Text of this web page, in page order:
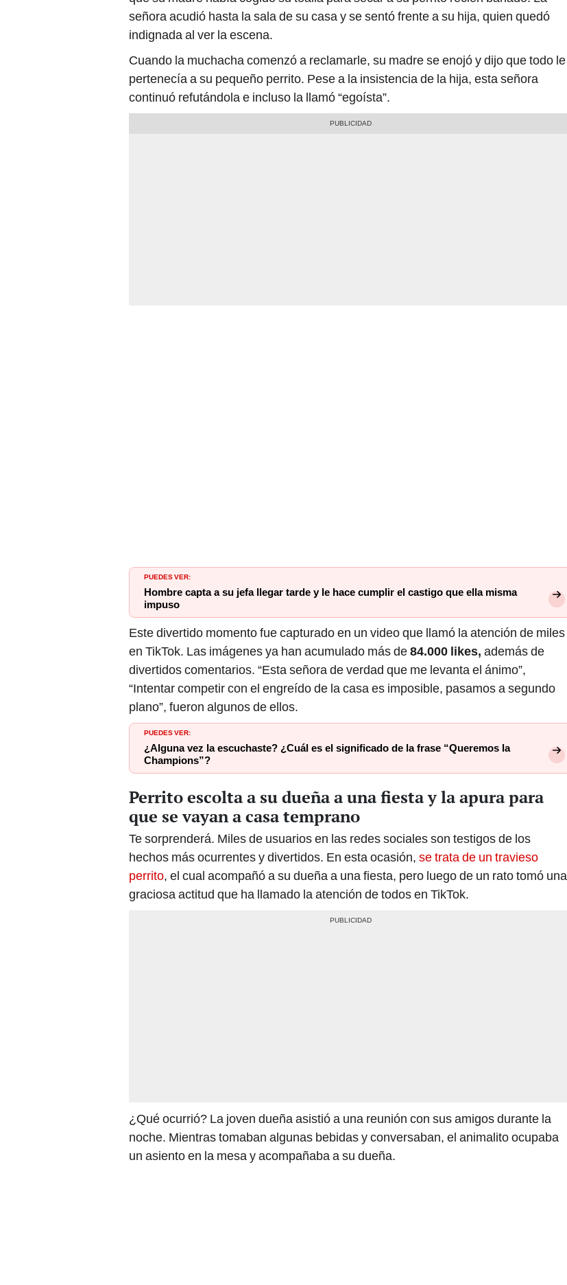
señora acudió hasta la sala de su casa y se sentó frente a su hija, quien quedó
indignada al ver la escena.
Cuando la muchacha comenzó a reclamarle, su madre se enojó y dijo que todo le
pertenecía a su pequeño perrito. Pese a la insistencia de la hija, esta señora
continuó refutándola e incluso la llamó “egoísta”.
PUEDES VER:
Hombre capta a su jefa llegar tarde y le hace cumplir el castigo que ella misma
impuso
Este divertido momento fue capturado en un video que llamó la atención de miles
en TikTok. Las imágenes ya han acumulado más de84.000 likes, además de
divertidos comentarios. “Esta señora de verdad que me levanta el ánimo”,
“Intentar competir con el engreído de la casa es imposible, pasamos a segundo
plano”, fueron algunos de ellos.
PUEDES VER:
¿Alguna vez la escuchaste? ¿Cuál es el significado de la frase “Queremos la
Champions”?
Perrito escolta a su dueña a una fiesta y la apura para
que se vayan a casa temprano
Te sorprenderá. Miles de usuarios en las redes sociales son testigos de los
hechos más ocurrentes y divertidos. En esta ocasión, se trata de un travieso
perrito, el cual acompañó a su dueña a una fiesta, pero luego de un rato tomó una
graciosa actitud que ha llamado la atención de todos en TikTok.
¿Qué ocurrió? La joven dueña asistió a una reunión con sus amigos durante la
noche. Mientras tomaban algunas bebidas y conversaban, el animalito ocupaba
un asiento en la mesa y acompañaba a su dueña.